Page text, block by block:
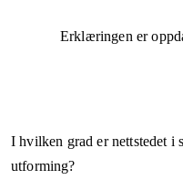
Erklæringen er
I hvilken grad er nettstedet i
utforming?